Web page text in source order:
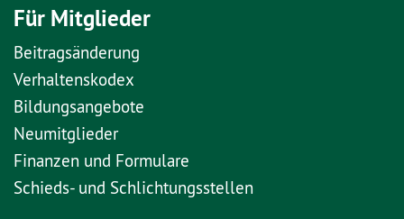
Für Mitglieder
Beitragsänderung
Verhaltenskodex
Bildungsangebote
Neumitglieder
Finanzen und Formulare
Schieds- und Schlichtungsstellen